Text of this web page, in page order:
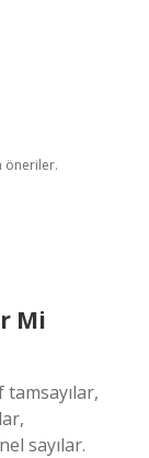
öneriler.
Mi
sayılar.